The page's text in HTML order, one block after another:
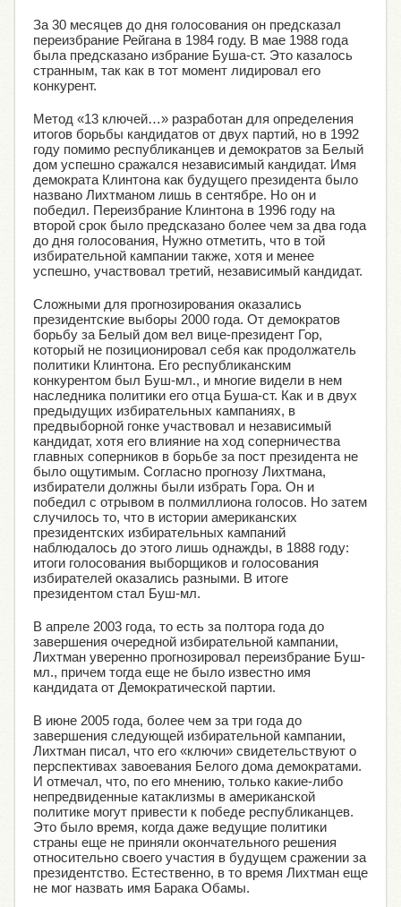
За 30 месяцев до дня голосования он предсказал
переизбрание Рейгана в 1984 году. В мае 1988 года
была предсказано избрание Буша-ст. Это казалось
странным, так как в тот момент лидировал его
конкурент.
Метод «13 ключей…» разработан для определения
итогов борьбы кандидатов от двух партий, но в 1992
году помимо республиканцев и демократов за Белый
дом успешно сражался независимый кандидат. Имя
демократа Клинтона как будущего президента было
названо Лихтманом лишь в сентябре. Но он и
победил. Переизбрание Клинтона в 1996 году на
второй срок было предсказано более чем за два года
до дня голосования, Нужно отметить, что в той
избирательной кампании также, хотя и менее
успешно, участвовал третий, независимый кандидат.
Сложными для прогнозирования оказались
президентские выборы 2000 года. От демократов
борьбу за Белый дом вел вице-президент Гор,
который не позиционировал себя как продолжатель
политики Клинтона. Его республиканским
конкурентом был Буш-мл., и многие видели в нем
наследника политики его отца Буша-ст. Как и в двух
предыдущих избирательных кампаниях, в
предвыборной гонке участвовал и независимый
кандидат, хотя его влияние на ход соперничества
главных соперников в борьбе за пост президента не
было ощутимым. Согласно прогнозу Лихтмана,
избиратели должны были избрать Гора. Он и
победил с отрывом в полмиллиона голосов. Но затем
случилось то, что в истории американских
президентских избирательных кампаний
наблюдалось до этого лишь однажды, в 1888 году:
итоги голосования выборщиков и голосования
избирателей оказались разными. В итоге
президентом стал Буш-мл.
В апреле 2003 года, то есть за полтора года до
завершения очередной избирательной кампании,
Лихтман уверенно прогнозировал переизбрание Буш-
мл., причем тогда еще не было известно имя
кандидата от Демократической партии.
В июне 2005 года, более чем за три года до
завершения следующей избирательной кампании,
Лихтман писал, что его «ключи» свидетельствуют о
перспективах завоевания Белого дома демократами.
И отмечал, что, по его мнению, только какие-либо
непредвиденные катаклизмы в американской
политике могут привести к победе республиканцев.
Это было время, когда даже ведущие политики
страны еще не приняли окончательного решения
относительно своего участия в будущем сражении за
президентство. Естественно, в то время Лихтман еще
не мог назвать имя Барака Обамы.